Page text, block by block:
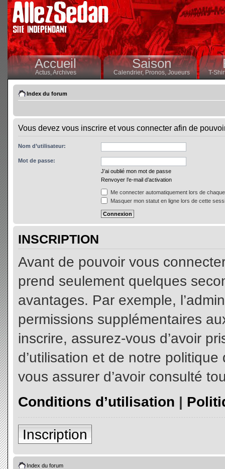
Accueil
Actus,Archives
Saison
Calendrier,Pronos, Joueurs T-
Index du forum
Vous devez vous inscrire et vous connecter afin de
Nom d’utilisateur:
Mot de passe:
J’ai oublié mon mot de passe
Renvoyer l’e-mail d’activation
Me connecter automatiquement lors de
Masquer mon statut en ligne lors de cette
INSCRIPTION
Avant de pouvoir vous
prend seulement quelques
avantages. Par exemple,
permissions supplémentaires
inscrire, assurez-vous d’avoir
d’utilisation et de notre
vous assurer d’avoir consulté
Conditions d’utilisation |
Inscription
Index du forum